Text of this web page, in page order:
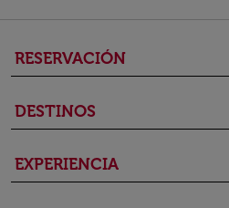
RESERVACIÓN
DESTINOS
EXPERIENCIA